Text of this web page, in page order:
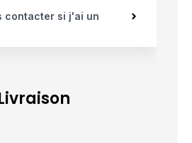
contacter si j'ai un